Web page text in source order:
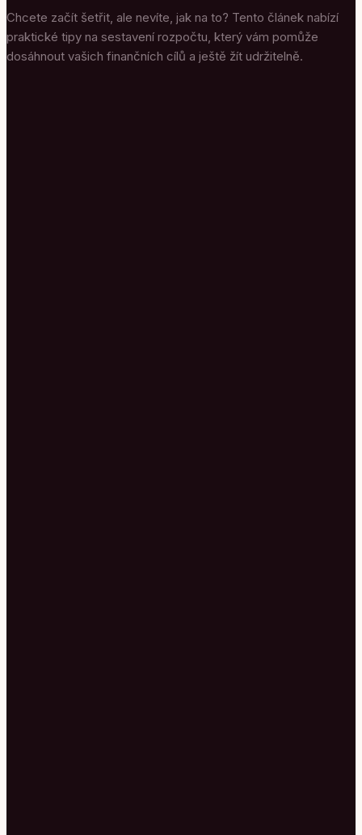
Chcete začít šetřit, ale nevíte, jak na to? Tento článek nabízí
praktické tipy na sestavení rozpočtu, který vám pomůže
dosáhnout vašich finančních cílů a ještě žít udržitelně.